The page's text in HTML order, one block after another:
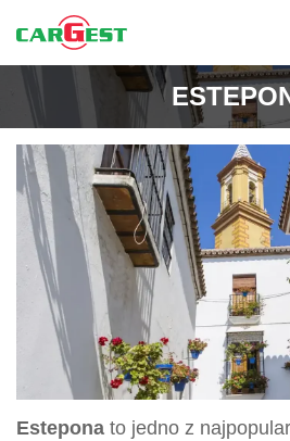
Estepona to jedno z